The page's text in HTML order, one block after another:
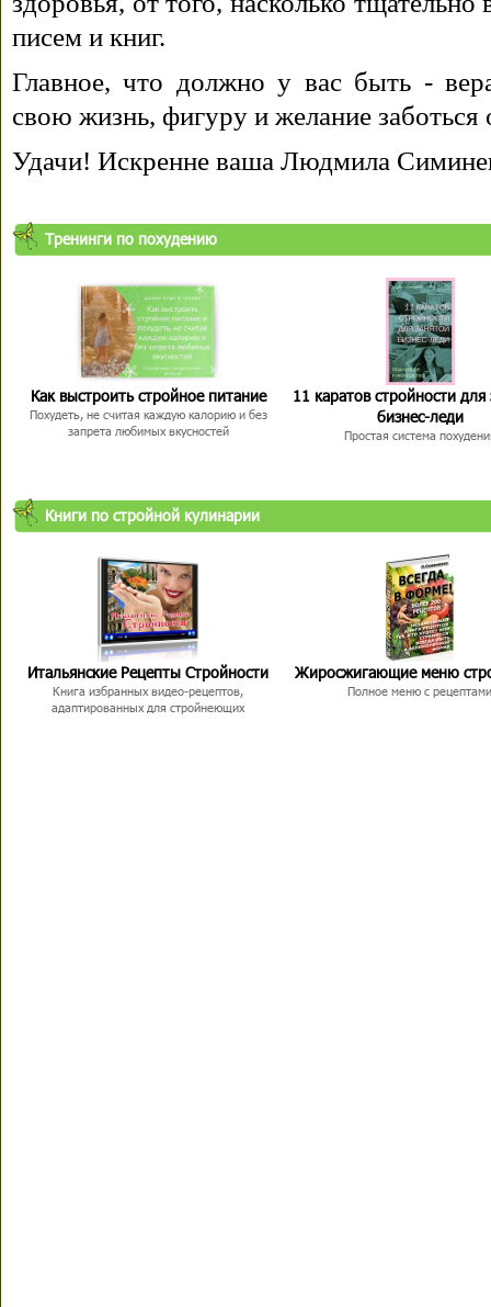
писем и книг.
Главное, что должно у вас быть -
свою жизнь, фигуру и желание заботься
Удачи! Искренне ваша Людмила
Тренинги по похудению
Как выстроить стройное питание
Похудеть, не считая каждую калорию и без
запрета любимых вкусностей
11 каратов стройности для
бизнес-леди
Простая система
Книги по стройной кулинарии
Итальянские Рецепты Стройности
Книга избранных видео-рецептов,
адаптированных для стройнеющих
Жиросжигающие меню
Полное меню с рецептами